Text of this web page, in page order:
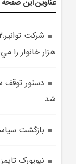
هزار خانوار را
دستور توقف
شد
بازگشت